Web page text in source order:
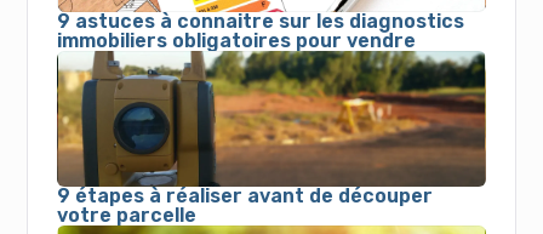
9 astuces à connaitre sur les diagnostics
immobiliers obligatoires pour vendre
9 étapes à réaliser avant de découper
votre parcelle